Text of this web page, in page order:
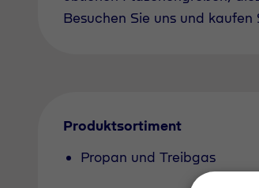
Besuchen Sie uns und
Produktsortiment
Propan und Treibgas